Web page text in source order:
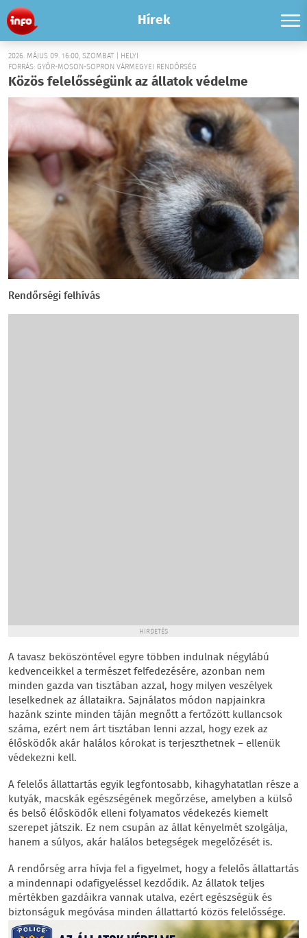
Hírek
2026. MÁJUS 09. 16:00, SZOMBAT | HELYI
FORRÁS: GYŐR-MOSON-SOPRON VÁRMEGYEI RENDŐRSÉG
Közös felelősségünk az állatok védelme
Rendőrségi felhívás
HIRDETÉS
A tavasz beköszöntével egyre többen indulnak négylábú
kedvenceikkel a természet felfedezésére, azonban nem
minden gazda van tisztában azzal, hogy milyen veszélyek
leselkednek az állataikra. Sajnálatos módon napjainkra
hazánk szinte minden táján megnőtt a fertőzött kullancsok
száma, ezért nem árt tisztában lenni azzal, hogy ezek az
élősködők akár halálos kórokat is terjeszthetnek – ellenük
védekezni kell.
A felelős állattartás egyik legfontosabb, kihagyhatatlan része a
kutyák, macskák egészségének megőrzése, amelyben a külső
és belső élősködők elleni folyamatos védekezés kiemelt
szerepet játszik. Ez nem csupán az állat kényelmét szolgálja,
hanem a súlyos, akár halálos betegségek megelőzését is.
A rendőrség arra hívja fel a figyelmet, hogy a felelős állattartás
a mindennapi odafigyeléssel kezdődik. Az állatok teljes
mértékben gazdáikra vannak utalva, ezért egészségük és
biztonságuk megóvása minden állattartó közös felelőssége.